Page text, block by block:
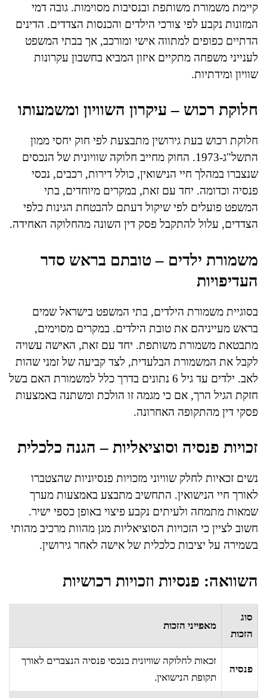
קיימת משמורת משותפת ובנסיבות מסוימות. גובה דמי
המזונות נקבע לפי צורכי הילדים והכנסות הצדדים. הדינים
הדתיים כפופים למתווה אישי ומורכב, אך בבתי המשפט
לענייני משפחה מתקיים איזון המביא בחשבון עקרונות
שוויון ומידתיות.
חלוקת רכוש – עיקרון השוויון ומשמעותו
חלוקת רכוש בעת גירושין מתבצעת לפי חוק יחסי ממון
התשל"ג-1973. החוק מחייב חלוקה שוויונית של הנכסים
שנצברו במהלך חיי הנישואין, כולל דירות, רכבים, נכסי
פנסיה וכדומה. יחד עם זאת, במקרים מיוחדים, בתי
המשפט פועלים לפי שיקול דעתם להבטחת הגינות כלפי
הצדדים, עלול להתקבל פסק דין השונה מהחלוקה האחידה.
משמורת ילדים – טובתם בראש סדר
העדיפויות
בסוגיית משמורת הילדים, בתי המשפט בישראל שמים
בראש מעייניהם את טובת הילדים. במקרים מסוימים,
מתבטאת משמורת משותפת. יחד עם זאת, האישה עשויה
לקבל את המשמורת הבלעדית, לצד קביעה של זמני שהות
לאב. ילדים עד גיל 6 נתונים בדרך כלל למשמורת האם בשל
חזקת הגיל הרך, אם כי מגמה זו הולכת ומשתנה באמצעות
פסקי דין מהתקופה האחרונה.
זכויות פנסיה וסוציאליות – הגנה כלכלית
נשים זכאיות לחלק שוויוני מזכויות פנסיוניות שהצטברו
לאורך חיי הנישואין. התחשיב מתבצע באמצעות מערך
שמאות מתמחה ולעיתים נקבע פיצוי באופן כספי ישיר.
חשוב לציין כי הזכויות הסוציאליות מגן מהוות מרכיב מהותי
בשמירה על יציבות כלכלית של אישה לאחר גירושין.
השוואה: פנסיות וזכויות רכושיות
סוג
הזכות
מאפייני הזכות
פנסיה
זכאות לחלוקה שוויונית בנכסי פנסיה הנצברים לאורך
תקופת הנישואין.